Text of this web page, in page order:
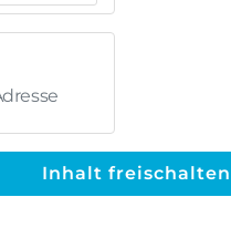
Inhalt freischalten